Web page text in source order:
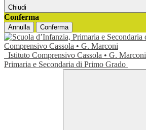
Chiudi
Conferma
Annulla Conferma
Istituto Comprensivo Cassola • G. Marconi
Primaria e Secondaria di Primo Grado